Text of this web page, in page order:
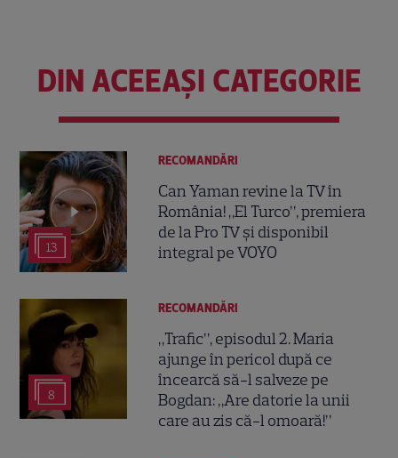
DIN ACEEAȘI CATEGORIE
13
RECOMANDĂRI
Can Yaman revine la TV în
România! „El Turco”, premiera
de la Pro TV și disponibil
integral pe VOYO
8
RECOMANDĂRI
„Trafic”, episodul 2. Maria
ajunge în pericol după ce
încearcă să-l salveze pe
Bogdan: „Are datorie la unii
care au zis că-l omoară!”